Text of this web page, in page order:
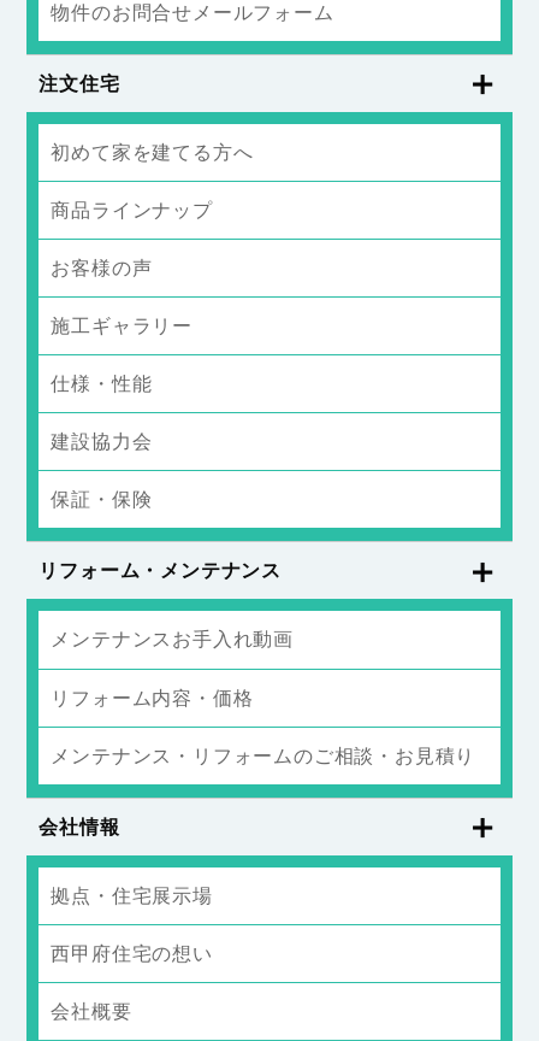
物件のお問合せメールフォーム
注文住宅
初めて家を建てる方へ
商品ラインナップ
お客様の声
施工ギャラリー
仕様・性能
建設協力会
保証・保険
リフォーム・メンテナンス
メンテナンスお手入れ動画
リフォーム内容・価格
メンテナンス・リフォームのご相談・お見積り
会社情報
拠点・住宅展示場
西甲府住宅の想い
会社概要